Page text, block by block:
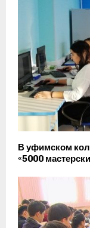
В уфимском
«5000